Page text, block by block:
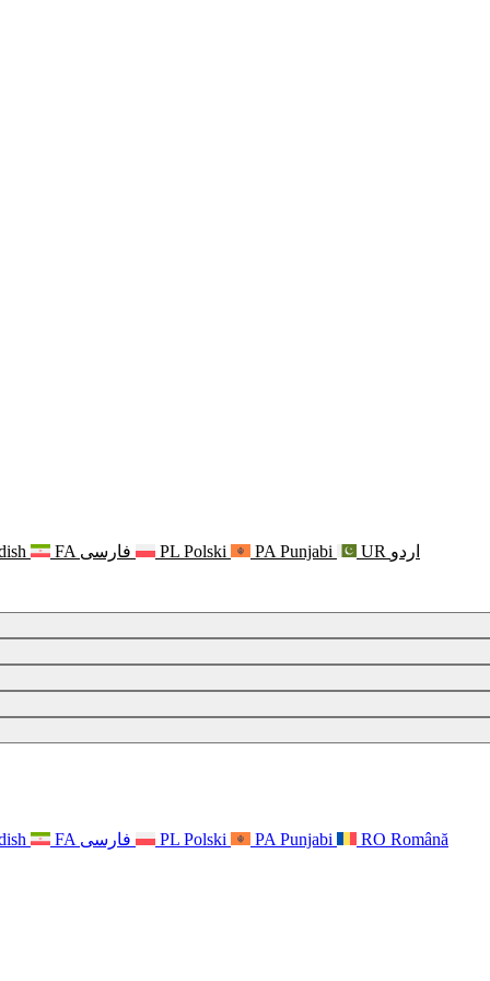
FA فارسی PL Polski PA Punjabi UR اردو
FA فارسی PL Polski PA Punjabi RO Română